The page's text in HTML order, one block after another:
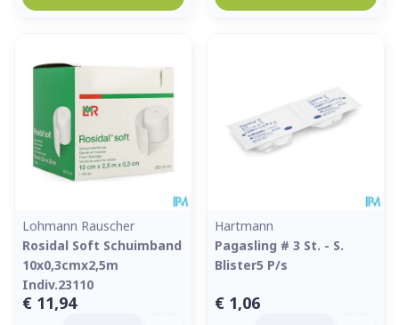
Lohmann Rauscher
Rosidal Soft Schuimband
10x0,3cmx2,5m
Indiv.23110
€ 11,94
Hartmann
Pagasling # 3 St. - S.
Blister5 P/s
€ 1,06